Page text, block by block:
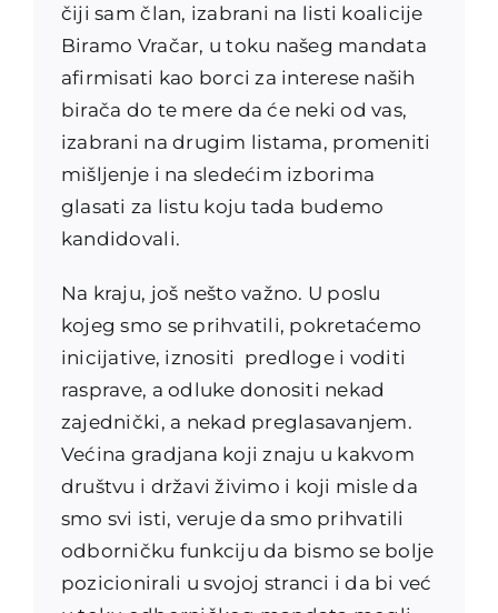
čiji sam član, izabrani na listi koalicije
Biramo Vračar, u toku našeg mandata
afirmisati kao borci za interese naših
birača do te mere da će neki od vas,
izabrani na drugim listama, promeniti
mišljenje i na sledećim izborima
glasati za listu koju tada budemo
kandidovali.
Na kraju, još nešto važno. U poslu
kojeg smo se prihvatili, pokretaćemo
inicijative, iznositi predloge i voditi
rasprave, a odluke donositi nekad
zajednički, a nekad preglasavanjem.
Većina gradjana koji znaju u kakvom
društvu i državi živimo i koji misle da
smo svi isti, veruje da smo prihvatili
odborničku funkciju da bismo se bolje
pozicionirali u svojoj stranci i da bi već